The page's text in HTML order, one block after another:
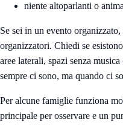
niente altoparlanti o
Se sei in un evento
organizzatori. Chiedi se
aree laterali, spazi senza
sempre ci sono, ma quando ci
Per alcune famiglie funziona
principale per osservare e un